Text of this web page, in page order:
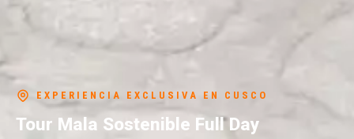
EXPERIENCIA EXCLUSIVA EN CUSCO
Tour Mala Sostenible Full Day